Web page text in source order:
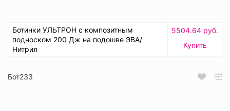
Ботинки УЛЬТРОН с композитным
подноском 200 Дж на подошве ЭВА/
Нитрил
5504.64 руб.
Купить
Бот233